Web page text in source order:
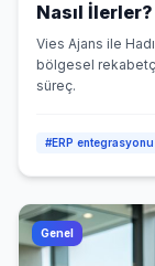
Nasıl İlerler?
Vies Ajans ile
bölgesel
süreç.
#ERP entegrasyonu
Genel